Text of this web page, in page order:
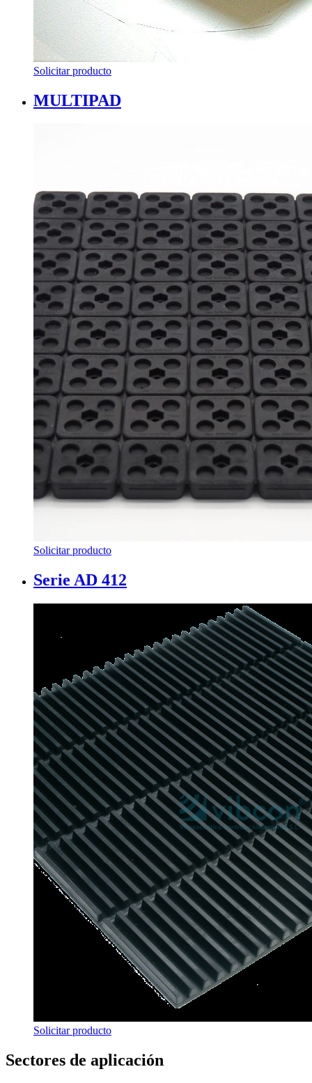
Solicitar producto
MULTIPAD
Solicitar producto
Serie AD 412
Solicitar producto
Sectores de aplicación